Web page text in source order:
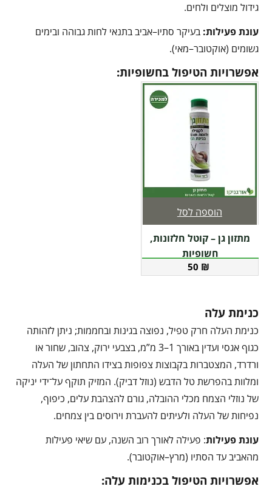
גידול מוצלים ולחים.
עונת פעילות: בעיקר סתיו–אביב בתנאי לחות גבוהה ובימים
גשומים (אוקטובר–מאי).
אפשרויות הטיפול בחשופיות:
מתזון גן – קוטל חלזונות,
חשופיות
50 ₪
הוספה לסל
כנימת עלה
כנימת העלה חרק טפיל, נפוצה בגינות ובחממות; ניתן לזהותה
כגוף אגסי ועדין באורך 1–3 מ”מ, בצבעי ירוק, צהוב, שחור או
ורדרד, המצטברות בקבוצות צפופות בצידו התחתון של העלה
ומלוות בהפרשת טל הדבש (נוזל דביק). המזיק תוקף על־ידי יניקה
של נוזלי הצמח מכלי ההובלה, גורם להצהבת עלים, כיפוף,
נפיחות של העלה ולעיתים להעברת וירוסים בין צמחים.
עונת פעילות: פעילה לאורך רוב השנה, עם שיאי פעילות
מהאביב עד הסתיו (מרץ–אוקטובר).
אפשרויות הטיפול בכנימות עלה: